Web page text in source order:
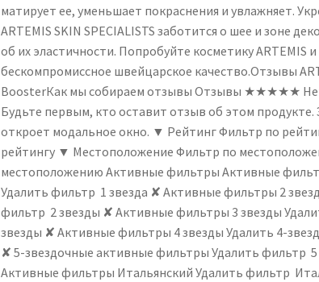
матирует ее, уменьшает покраснения и увлажняет.
ARTEMIS SKIN SPECIALISTS заботится о шее и зоне
об их эластичности. Попробуйте косметику ARTEMIS и
бескомпромиссное швейцарское качество.Отзывы
BoosterКак мы собираем отзывы Отзывы ★★★★★
Будьте первым, кто оставит отзыв об этом продукте.
откроет модальное окно. ▼ Рейтинг Фильтр по
рейтингу ▼ Местоположение Фильтр по
местоположению Активные фильтры Активные
Удалить фильтр 1 звезда ✘ Активные фильтры 2
фильтр 2 звезды ✘ Активные фильтры 3 звезды
звезды ✘ Активные фильтры 4 звезды Удалить 4-
✘ 5-звездочные активные фильтры Удалить фильтр 5
Активные фильтры Итальянский Удалить фильтр